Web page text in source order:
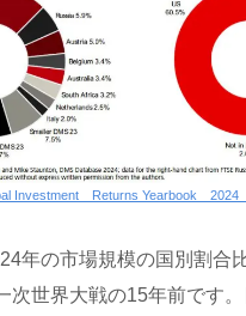
Investment Returns Yearbook 2024
年の市場規模の国別割合
次世界大戦の15年前です